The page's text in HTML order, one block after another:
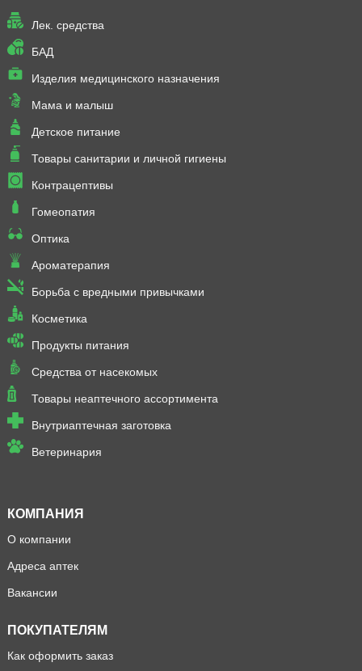
Лек. средства
БАД
Изделия медицинского назначения
Мама и малыш
Детское питание
Товары санитарии и личной гигиены
Контрацептивы
Гомеопатия
Оптика
Ароматерапия
Борьба с вредными привычками
Косметика
Продукты питания
Средства от насекомых
Товары неаптечного ассортимента
Внутриаптечная заготовка
Ветеринария
КОМПАНИЯ
О компании
Адреса аптек
Вакансии
ПОКУПАТЕЛЯМ
Как оформить заказ